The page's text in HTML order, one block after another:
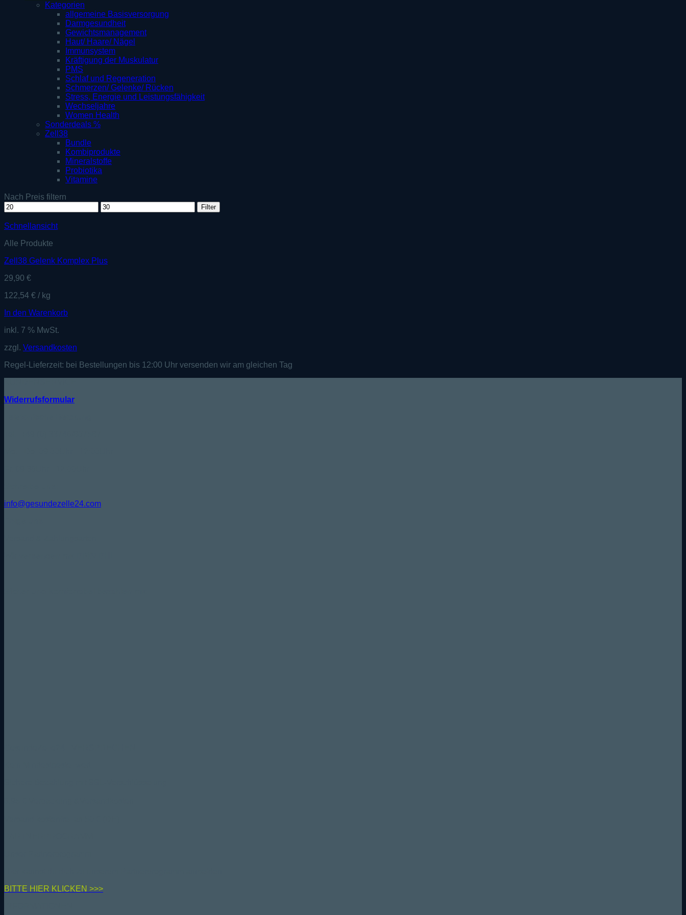
Kategorien
allgemeine Basisversorgung
Darmgesundheit
Gewichtsmanagement
Haut/ Haare/ Nägel
Immunsystem
Kräftigung der Muskulatur
PMS
Schlaf und Regeneration
Schmerzen/ Gelenke/ Rücken
Stress, Energie und Leistungsfähigkeit
Wechseljahre
Women Health
Sonderdeals %
Zell38
Bundle
Kombiprodukte
Mineralstoffe
Probiotika
Vitamine
Nach Preis filtern
Min.
Preis
Max.
Preis
Filter
Schnellansicht
Alle Produkte
Zell38 Gelenk Komplex Plus
29,90 €
122,54 € / kg
In den Warenkorb
inkl. 7 % MwSt.
zzgl. Versandkosten
Regel-Lieferzeit: bei Bestellungen bis 12:00 Uhr versenden wir am gleichen Tag
Widerrufsformular
info@gesundezelle24.com
BITTE HIER KLICKEN >>>